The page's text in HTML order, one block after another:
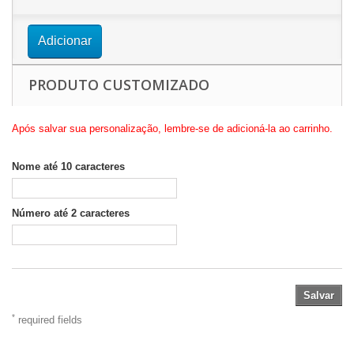
Adicionar
PRODUTO CUSTOMIZADO
Após salvar sua personalização, lembre-se de adicioná-la ao carrinho.
Nome até 10 caracteres
Número até 2 caracteres
Salvar
* required fields